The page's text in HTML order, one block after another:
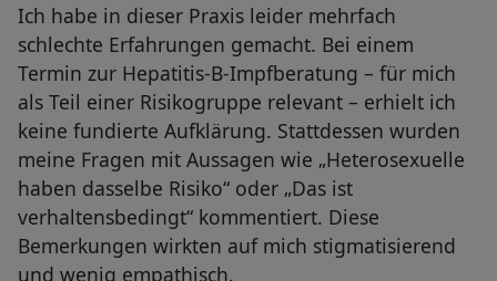
Ich habe in dieser Praxis leider mehrfach
schlechte Erfahrungen gemacht. Bei einem
Termin zur Hepatitis-B-Impfberatung – für mich
als Teil einer Risikogruppe relevant – erhielt ich
keine fundierte Aufklärung. Stattdessen wurden
meine Fragen mit Aussagen wie „Heterosexuelle
haben dasselbe Risiko“ oder „Das ist
verhaltensbedingt“ kommentiert. Diese
Bemerkungen wirkten auf mich stigmatisierend
und wenig empathisch.